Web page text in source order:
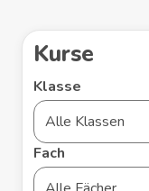
Kurse
Kurse
filtern
Klasse
Fach